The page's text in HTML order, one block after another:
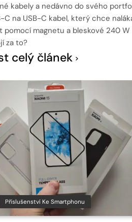
kabely a nedávno do svého
C na USB-C kabel, který chce
pomocí magnetu a bleskové 240 W
za to?
celý článek
Příslušenství Ke Smartphonu